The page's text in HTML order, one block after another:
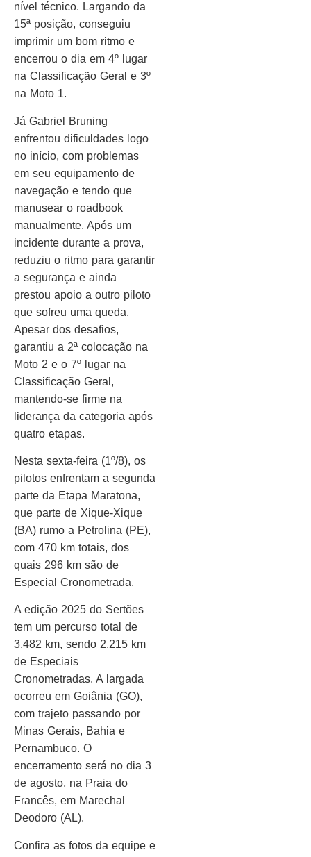
nível técnico. Largando da
15ª posição, conseguiu
imprimir um bom ritmo e
encerrou o dia em 4º lugar
na Classificação Geral e 3º
na Moto 1.
Já Gabriel Bruning
enfrentou dificuldades logo
no início, com problemas
em seu equipamento de
navegação e tendo que
manusear o roadbook
manualmente. Após um
incidente durante a prova,
reduziu o ritmo para garantir
a segurança e ainda
prestou apoio a outro piloto
que sofreu uma queda.
Apesar dos desafios,
garantiu a 2ª colocação na
Moto 2 e o 7º lugar na
Classificação Geral,
mantendo-se firme na
liderança da categoria após
quatro etapas.
Nesta sexta-feira (1º/8), os
pilotos enfrentam a segunda
parte da Etapa Maratona,
que parte de Xique-Xique
(BA) rumo a Petrolina (PE),
com 470 km totais, dos
quais 296 km são de
Especial Cronometrada.
A edição 2025 do Sertões
tem um percurso total de
3.482 km, sendo 2.215 km
de Especiais
Cronometradas. A largada
ocorreu em Goiânia (GO),
com trajeto passando por
Minas Gerais, Bahia e
Pernambuco. O
encerramento será no dia 3
de agosto, na Praia do
Francês, em Marechal
Deodoro (AL).
Confira as fotos da equipe e